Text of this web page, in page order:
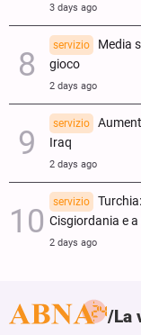
3 days ago
servizio
Media
gioco
2 days ago
servizio
Iraq
2 days ago
servizio
Cisgiordania e
2 days ago
La